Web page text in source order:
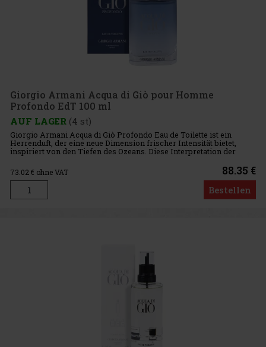
Giorgio Armani Acqua di Giò pour Homme
Profondo EdT 100 ml
AUF LAGER (4 st)
Giorgio Armani Acqua di Giò Profondo Eau de Toilette ist ein
Herrenduft, der eine neue Dimension frischer Intensität bietet,
inspiriert von den Tiefen des Ozeans. Diese Interpretation der
ikonischen Acqua di Giò-Linie vereint zitrusartigen Schwung, a
73.02€ ohne VAT 88.35 €
Bestellen